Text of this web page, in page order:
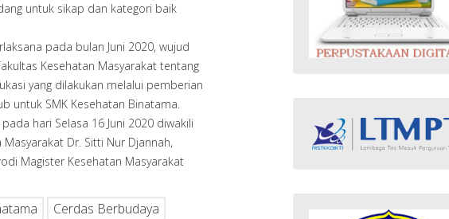
untuk sikap dan kategori baik
pada bulan Juni 2020, wujud
Kesehatan Masyarakat tentang
yang dilakukan melalui pemberian
untuk SMK Kesehatan Binatama.
hari Selasa 16 Juni 2020 diwakili
Dr. Sitti Nur Djannah,
Magister Kesehatan Masyarakat
Cerdas Berbudaya